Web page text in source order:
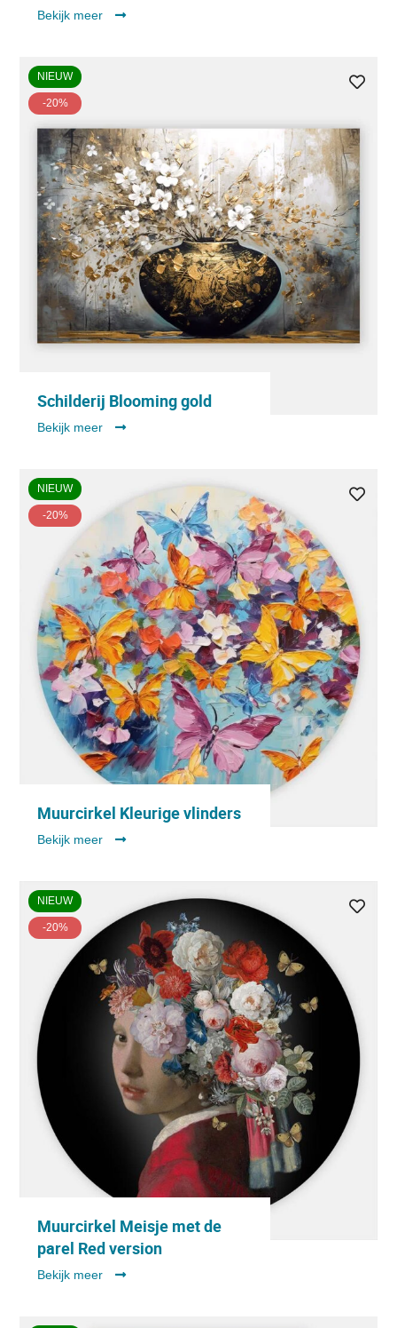
Bekijk meer
NIEUW
-20%
Schilderij Blooming gold
Bekijk meer
NIEUW
-20%
Muurcirkel Kleurige vlinders
Bekijk meer
NIEUW
-20%
Muurcirkel Meisje met de
parel Red version
Bekijk meer